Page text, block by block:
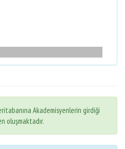
Akademisyenlerin girdiği
oluşmaktadır.